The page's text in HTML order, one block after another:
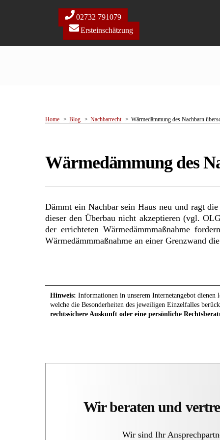
02732 791079
Ersteinschätzung
Home Blog Nachbarrecht Wärmedämmung des Nachbarn
Wärmedämmung des
Dämmt ein Nachbar sein Haus neu und ragt
dieser den Überbau nicht akzeptieren (vgl.
der errichteten Wärmedämmmaßnahme
Wärmedämmmaßnahme an einer Grenzwand
Hinweis: Informationen in unserem Internetangebot
welche die Besonderheiten des jeweiligen Einzelfalles
rechtssichere Auskunft oder eine persönliche
Wir beraten und
Wir sind Ihr